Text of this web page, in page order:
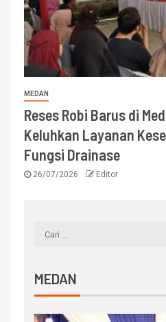
MEDAN
Reses Robi Barus di
Keluhkan Layanan
Fungsi Drainase
26/07/2026 Editor
MEDAN